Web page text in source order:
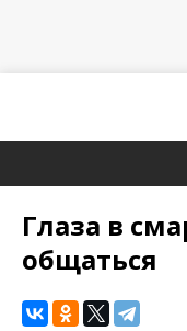
Глаза в
общаться